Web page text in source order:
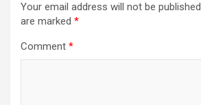
Your email address will not be published.
are marked *
Comment *